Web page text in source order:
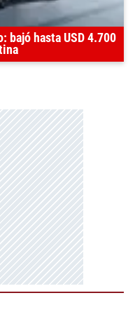
bajó hasta USD 4.700